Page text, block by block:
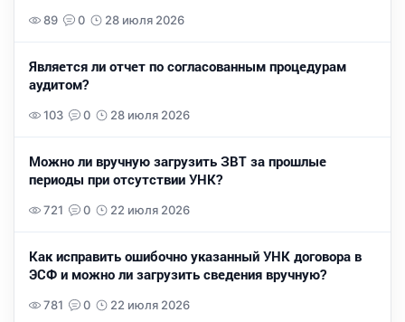
89 0 28 июля 2026
Является ли отчет по согласованным процедурам
аудитом?
103 0 28 июля 2026
Можно ли вручную загрузить ЗВТ за прошлые
периоды при отсутствии УНК?
721 0 22 июля 2026
Как исправить ошибочно указанный УНК договора в
ЭСФ и можно ли загрузить сведения вручную?
781 0 22 июля 2026